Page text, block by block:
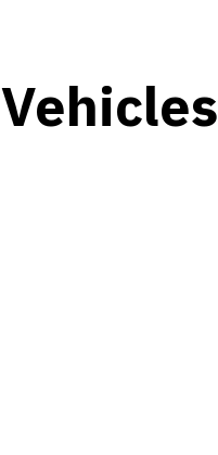
Vehicles